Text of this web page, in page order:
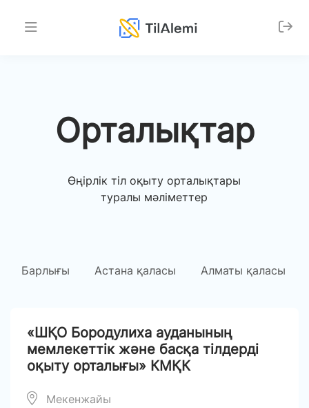
Орталықтар
Өңірлік тіл оқыту орталықтары
туралы мәліметтер
Барлығы Астана қаласы Алматы қаласы
«ШҚО Бородулиха ауданының
мемлекеттік және басқа тілдерді
оқыту орталығы» КМҚК
Мекенжайы